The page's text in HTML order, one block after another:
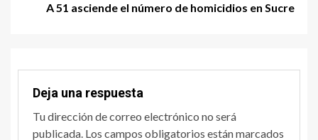
A 51 asciende el número de homicidios en Sucre
Deja una respuesta
Tu dirección de correo electrónico no será
publicada. Los campos obligatorios están marcados